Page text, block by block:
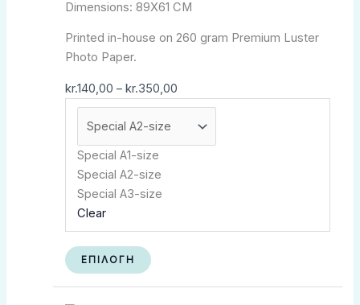
Dimensions: 89X61 CM
Printed in-house on 260 gram Premium Luster
Photo Paper.
kr.140,00 – kr.350,00
Special A1-size
Special A2-size
Special A3-size
Clear
ΕΠΙΛΟΓΉ